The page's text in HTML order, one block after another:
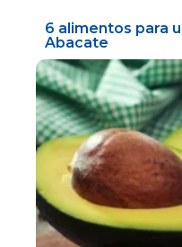
6 alimentos para
Abacate